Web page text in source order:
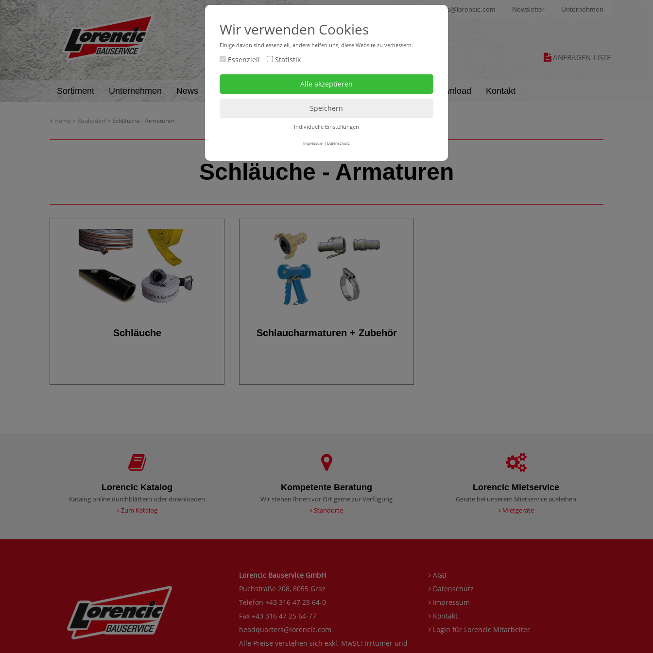
headquarters@lorencic.com Newsletter Unternehmen
ANFRAGEN-LISTE
Sortiment Unternehmen News Abverkauf neu + gebraucht Download Kontakt
> Home > Baubedarf > Schläuche - Armaturen
Schläuche - Armaturen
Schläuche Schlaucharmaturen + Zubehör
Lorencic Katalog
Katalog online durchblättern oder downloaden
Zum Katalog
Kompetente Beratung
Wir stehen Ihnen vor Ort gerne zur Verfügung
Standorte
Lorencic Mietservice
Geräte bei unserem Mietservice ausleihen
Mietgeräte
Lorencic Bauservice GmbH
Puchstraße 208, 8055 Graz
Telefon +43 316 47 25 64-0
Fax +43 316 47 25 64-77
headquarters@lorencic.com
Alle Preise verstehen sich exkl. MwSt.! Irrtümer und
AGB
Datenschutz
Impressum
Kontakt
Login für Lorencic Mitarbeiter
Wir verwenden Cookies
Einige davon sind essenziell, andere helfen uns, diese Website zu verbessern.
Essenziell Statistik
Individuelle Einstellungen
Impressum | Datenschutz